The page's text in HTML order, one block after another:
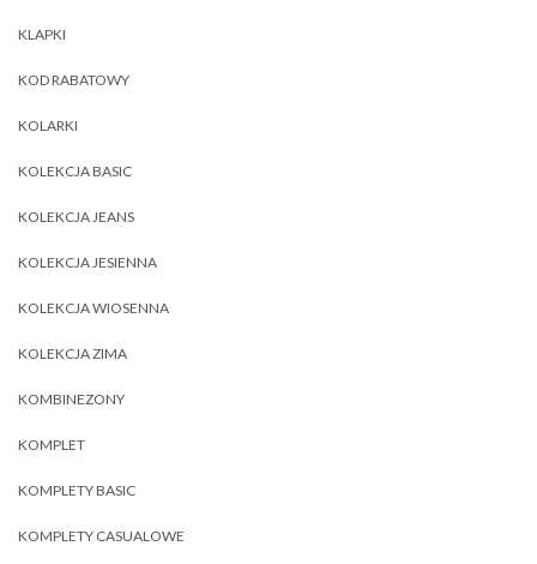
KLAPKI
KOD RABATOWY
KOLARKI
KOLEKCJA BASIC
KOLEKCJA JEANS
KOLEKCJA JESIENNA
KOLEKCJA WIOSENNA
KOLEKCJA ZIMA
KOMBINEZONY
KOMPLET
KOMPLETY BASIC
KOMPLETY CASUALOWE